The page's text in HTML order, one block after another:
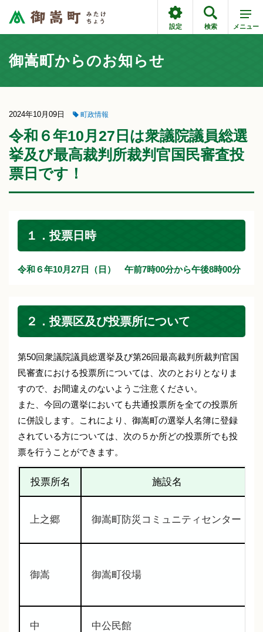
設定 検索 メニュー
御嵩町からのお知らせ
2024年10月09日 町政情報
令和６年10月27日は衆議院議員総選
挙及び最高裁判所裁判官国民審査投
票日です！
１．投票日時
令和６年10月27日（日） 午前7時00分から午後8時00分
２．投票区及び投票所について
第50回衆議院議員総選挙及び第26回最高裁判所裁判官国
民審査における投票所については、次のとおりとなりま
すので、お間違えのないようご注意ください。
また、今回の選挙においても共通投票所を全ての投票所
に併設します。これにより、御嵩町の選挙人名簿に登録
されている方については、次の５か所どの投票所でも投
票を行うことができます。
投票所名 施設名
上之郷 御嵩町防災コミュニティセンター
御嵩 御嵩町役場
中 中公民館